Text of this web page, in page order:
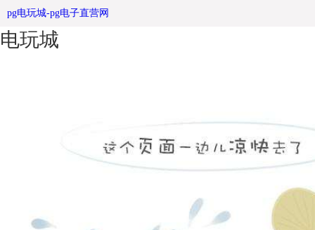
滚动灯箱的材质选用于安装事宜 -pg
电玩城
pg电玩城-pg电子直营网